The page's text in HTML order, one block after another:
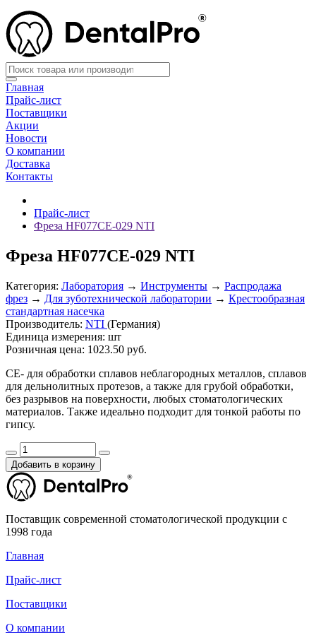
Главная
Прайс-лист
Поставщики
Акции
Новости
О компании
Доставка
Контакты
Прайс-лист
Фреза HF077CE-029 NTI
Фреза HF077CE-029 NTI
Категория: Лаборатория → Инструменты → Распродажа
фрез → Для зуботехнической лаборатории → Крестообразная
стандартная насечка
Производитель: NTI (Германия)
Единица измерения: шт
Розничная цена: 1023.50 руб.
CE- для обработки сплавов неблагородных металлов, сплавов
для дельнолитных протезов, а также для грубой обработки,
без разрывов на поверхности, любых стоматологических
материалов. Также идеально подходит для тонкой работы по
гипсу.
Добавить в корзину
Поставщик современной стоматологической продукции с
1998 года
Главная
Прайс-лист
Поставщики
О компании